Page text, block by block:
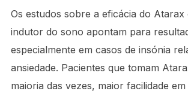
Os estudos sobre a eficácia do Atarax
indutor do sono apontam para
especialmente em casos de insónia
ansiedade. Pacientes que tomam
maioria das vezes, maior facilidade